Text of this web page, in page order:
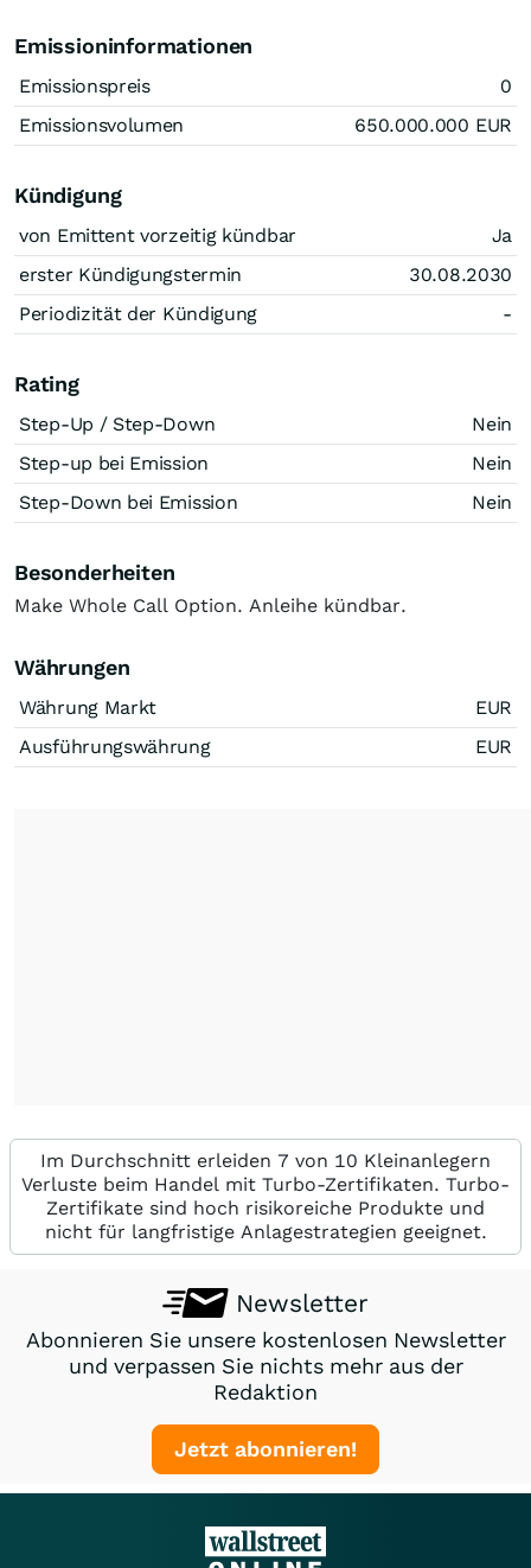
Emissioninformationen
Emissionspreis
0
Emissionsvolumen
650.000.000 EUR
Kündigung
von Emittent vorzeitig kündbar
Ja
erster Kündigungstermin
30.08.2030
Periodizität der Kündigung
-
Rating
Step-Up / Step-Down
Nein
Step-up bei Emission
Nein
Step-Down bei Emission
Nein
Besonderheiten
Make Whole Call Option. Anleihe kündbar.
Währungen
Währung Markt
EUR
Ausführungswährung
EUR
Im Durchschnitt erleiden 7 von 10 Kleinanlegern
Verluste beim Handel mit Turbo-Zertifikaten. Turbo-
Zertifikate sind hoch risikoreiche Produkte und
nicht für langfristige Anlagestrategien geeignet.
Newsletter
Abonnieren Sie unsere kostenlosen Newsletter
und verpassen Sie nichts mehr aus der
Redaktion
Jetzt abonnieren!